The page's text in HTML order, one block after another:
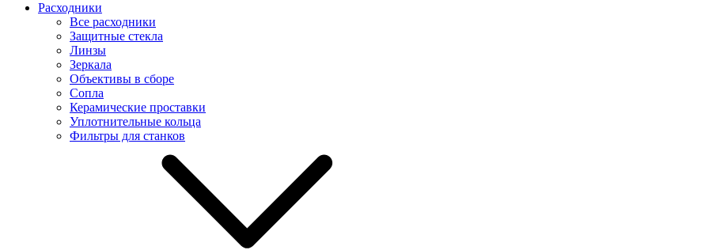
Расходники
Все расходники
Защитные стекла
Линзы
Зеркала
Объективы в сборе
Сопла
Керамические проставки
Уплотнительные кольца
Фильтры для станков